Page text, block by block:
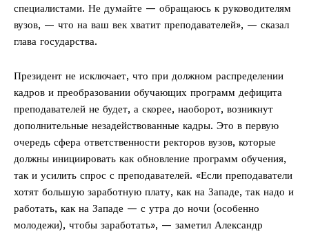
специалистами. Не думайте — обращаюсь к руководителям
вузов, — что на ваш век хватит преподавателей», — сказал
глава государства.
Президент не исключает, что при должном распределении
кадров и преобразовании обучающих программ дефицита
преподавателей не будет, а скорее, наоборот, возникнут
дополнительные незадействованные кадры. Это в первую
очередь сфера ответственности ректоров вузов, которые
должны инициировать как обновление программ обучения,
так и усилить спрос с преподавателей. «Если преподаватели
хотят большую заработную плату, как на Западе, так надо и
работать, как на Западе — с утра до ночи (особенно
молодежи), чтобы заработать», — заметил Александр